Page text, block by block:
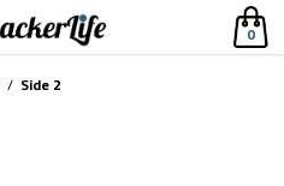
0
/ Side 2